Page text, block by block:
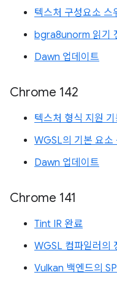
텍스처 구성요소 스
bgra8unorm 읽기
Dawn 업데이트
Chrome 142
텍스처 형식 지원
WGSL의 기본 요소
Dawn 업데이트
Chrome 141
Tint IR 완료
WGSL 컴파일러의
Vulkan 백엔드의